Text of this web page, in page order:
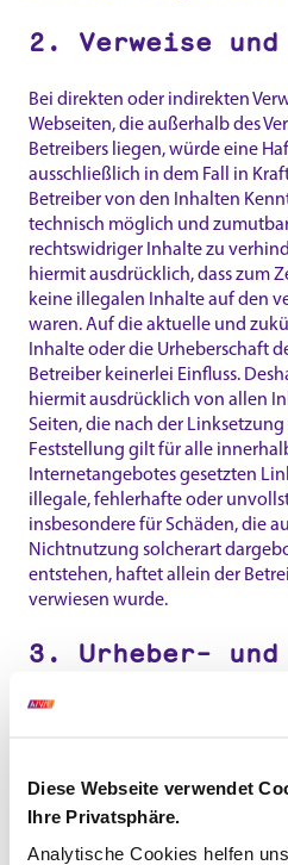
Diese Webseite verwendet
Ihre Privatsphäre.
Analytische Cookies helfen
2. Verweise
Bei direkten oder indirekten
Webseiten, die außerhalb des
Betreibers liegen, würde eine
ausschließlich in dem Fall in
Betreiber von den Inhalten
technisch möglich und
rechtswidriger Inhalte zu
hiermit ausdrücklich, dass zum
keine illegalen Inhalte auf den
waren. Auf die aktuelle und
Inhalte oder die Urheberschaft
Betreiber keinerlei Einfluss.
hiermit ausdrücklich von allen
Seiten, die nach der
Feststellung gilt für alle
Internetangebotes gesetzten
illegale, fehlerhafte oder
insbesondere für Schäden, die
Nichtnutzung solcherart
entstehen, haftet allein der
verwiesen wurde.
3. Urheber- und
beachten, von ihm selbst
nutzen oder auf lizenzfreie
zurückzugreifen. Alle innerhalb